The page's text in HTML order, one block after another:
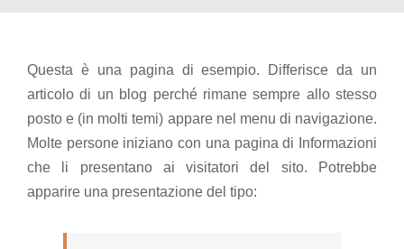
Questa è una pagina di esempio. Differisce da un
articolo di un blog perché rimane sempre allo stesso
posto e (in molti temi) appare nel menu di navigazione.
Molte persone iniziano con una pagina di Informazioni
che li presentano ai visitatori del sito. Potrebbe
apparire una presentazione del tipo: